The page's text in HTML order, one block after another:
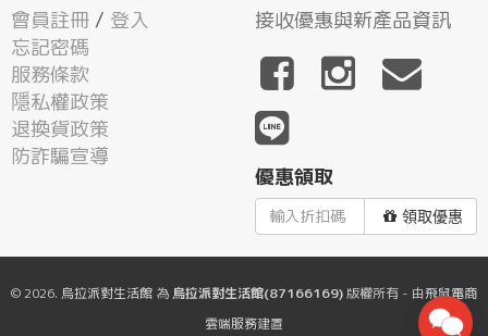
會員註冊 / 登入
忘記密碼
服務條款
隱私權政策
退換貨政策
防詐騙宣導
接收優惠與新產品資訊
優惠領取
領取優惠
© 2026. 烏拉派對生活館 為 烏拉派對生活館(87166169)版權所有 - 由飛鼠電商
雲端服務建置